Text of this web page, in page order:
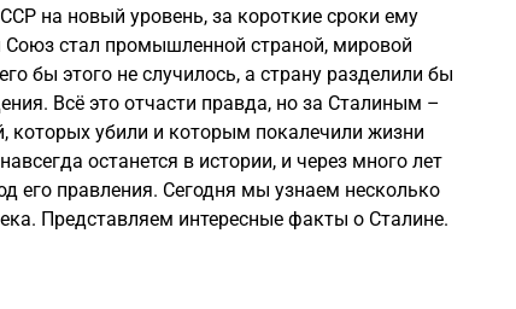
на новый уровень, за короткие сроки ему
Союз стал промышленной страной, мировой
бы этого не случилось, а страну разделили бы
Всё это отчасти правда, но за Сталиным –
которых убили и которым покалечили жизни
останется в истории, и через много лет
его правления. Сегодня мы узнаем несколько
Представляем интересные факты о Сталине.